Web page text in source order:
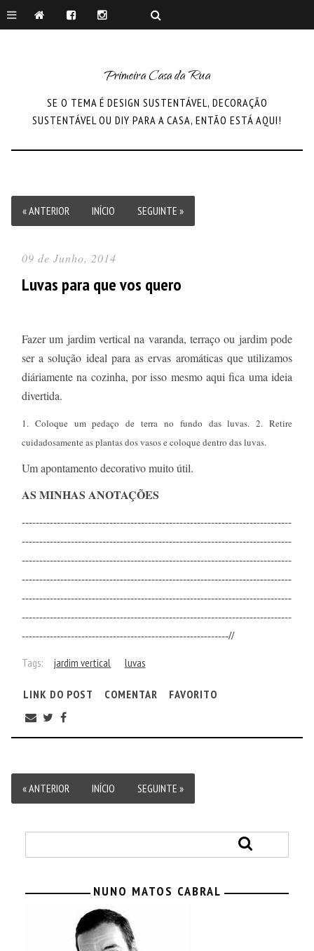
Primeira Casa da Rua
SE O TEMA É DESIGN SUSTENTÁVEL, DECORAÇÃO
SUSTENTÁVEL OU DIY PARA A CASA, ENTÃO ESTÁ AQUI!
« ANTERIOR INÍCIO SEGUINTE »
09 de Junho, 2014
Luvas para que vos quero
Fazer um jardim vertical na varanda, terraço ou jardim pode
ser a solução ideal para as ervas aromáticas que utilizamos
diáriamente na cozinha, por isso mesmo aqui fica uma ideia
divertida.
1. Coloque um pedaço de terra no fundo das luvas. 2. Retire
cuidadosamente as plantas dos vasos e coloque dentro das luvas.
Um apontamento decorativo muito útil.
AS MINHAS ANOTAÇÕES
-----------------------------------------------------------------------------
-----------------------------------------------------------------------------
-----------------------------------------------------------------------------
-----------------------------------------------------------------------------
-----------------------------------------------------------------------------
-----------------------------------------------------------------------------
-----------------------------------------------------------//
Tags: jardim vertical luvas
LINK DO POST COMENTAR FAVORITO
« ANTERIOR INÍCIO SEGUINTE »
NUNO MATOS CABRAL